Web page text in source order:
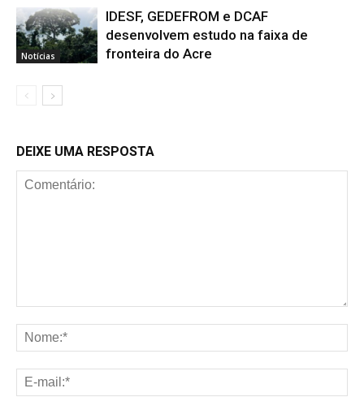
Notícias
IDESF, GEDEFROM e DCAF
desenvolvem estudo na faixa de
fronteira do Acre
DEIXE UMA RESPOSTA